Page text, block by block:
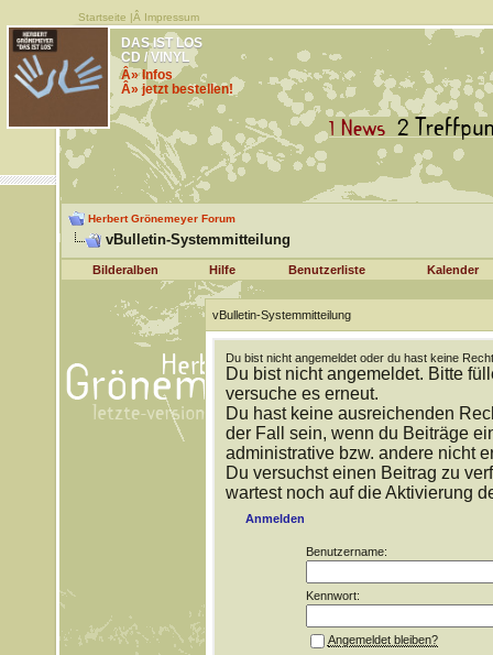
Startseite |Â Impressum
DAS IST LOS
CD / VINYL
Â» Infos
Â» jetzt bestellen!
Herbert Grönemeyer Forum
vBulletin-Systemmitteilung
Bilderalben Hilfe Benutzerliste Kalender
vBulletin-Systemmitteilung
Du bist nicht angemeldet oder du hast keine
Du bist nicht angemeldet. Bitte
versuche es erneut.
Du hast keine ausreichenden
der Fall sein, wenn du Beiträge
administrative bzw. andere nicht
Du versuchst einen Beitrag zu
wartest noch auf die Aktivierung
Anmelden
Benutzername:
Kennwort:
Angemeldet bleiben?